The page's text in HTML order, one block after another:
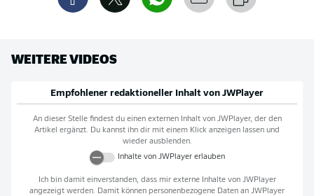
WEITERE VIDEOS
Empfohlener redaktioneller Inhalt von JWPlayer
An dieser Stelle findest du einen externen Inhalt von JWPlayer, der den
Artikel ergänzt. Du kannst ihn dir mit einem Klick anzeigen lassen und
wieder ausblenden.
Inhalte von JWPlayererlauben
Ich bin damit einverstanden, dass mir externe Inhalte von JWPlayer
angezeigt werden. Damit können personenbezogene Daten an JWPlayer